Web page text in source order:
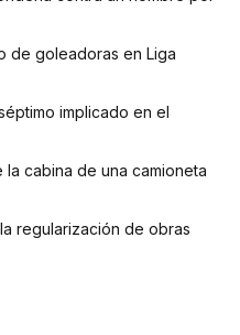
de goleadoras en Liga
implicado en el
cabina de una camioneta
regularización de obras